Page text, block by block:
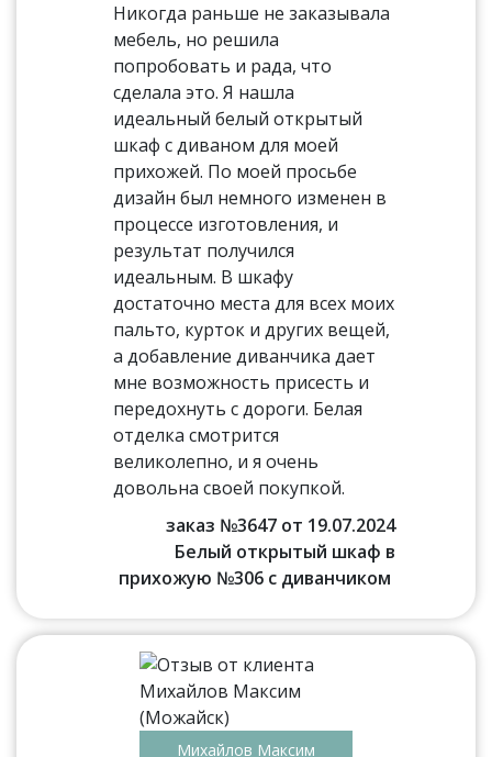
Никогда раньше не заказывала
мебель, но решила
попробовать и рада, что
сделала это. Я нашла
идеальный белый открытый
шкаф с диваном для моей
прихожей. По моей просьбе
дизайн был немного изменен в
процессе изготовления, и
результат получился
идеальным. В шкафу
достаточно места для всех моих
пальто, курток и других вещей,
а добавление диванчика дает
мне возможность присесть и
передохнуть с дороги. Белая
отделка смотрится
великолепно, и я очень
довольна своей покупкой.
заказ №3647 от 19.07.2024
Белый открытый шкаф в
прихожую №306 с диванчиком
Михайлов Максим